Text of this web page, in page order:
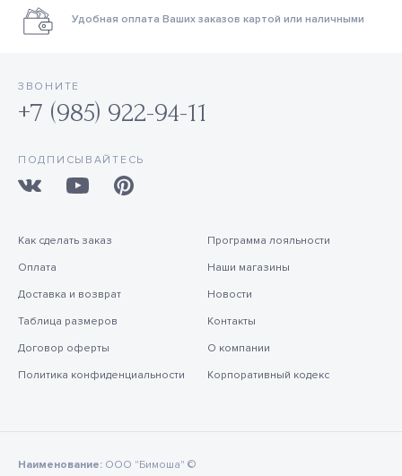
Удобная оплата Ваших заказов картой или наличными
ЗВОНИТЕ
+7 (985) 922-94-11
ПОДПИСЫВАЙТЕСЬ
Как сделать заказ
Оплата
Доставка и возврат
Таблица размеров
Договор оферты
Политика конфиденциальности
Программа лояльности
Наши магазины
Новости
Контакты
О компании
Корпоративный кодекс
Наименование: ООО "Бимоша" ©